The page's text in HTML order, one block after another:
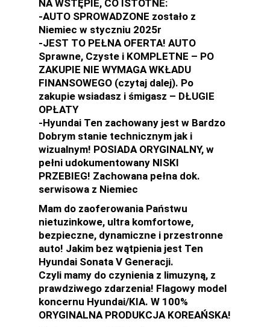
NA WSTĘPIE, CO ISTOTNE:
-AUTO SPROWADZONE zostało z
Niemiec w styczniu 2025r
-JEST TO PEŁNA OFERTA! AUTO
Sprawne, Czyste i KOMPLETNE – PO
ZAKUPIE NIE WYMAGA WKŁADU
FINANSOWEGO (czytaj dalej). Po
zakupie wsiadasz i śmigasz – DŁUGIE
OPŁATY
-Hyundai Ten zachowany jest w Bardzo
Dobrym stanie technicznym jak i
wizualnym! POSIADA ORYGINALNY, w
pełni udokumentowany NISKI
PRZEBIEG! Zachowana pełna dok.
serwisowa z Niemiec
Mam do zaoferowania Państwu
nietuzinkowe, ultra komfortowe,
bezpieczne, dynamiczne i przestronne
auto! Jakim bez wątpienia jest Ten
Hyundai Sonata V Generacji.
Czyli mamy do czynienia z limuzyną, z
prawdziwego zdarzenia! Flagowy model
koncernu Hyundai/KIA. W 100%
ORYGINALNA PRODUKCJA KOREAŃSKA!